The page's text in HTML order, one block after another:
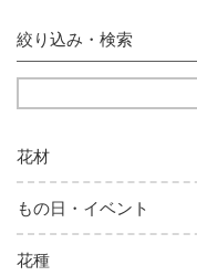
絞り込み・検索
花材
もの日・イベント
花種